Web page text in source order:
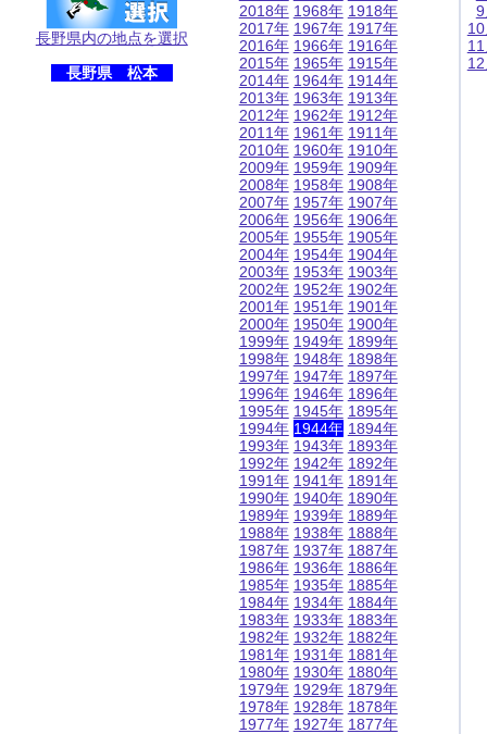
長野県内の地点を選択
長野県 松本
2018年
2017年
2016年
2015年
2014年
2013年
2012年
2011年
2010年
2009年
2008年
2007年
2006年
2005年
2004年
2003年
2002年
2001年
2000年
1999年
1998年
1997年
1996年
1995年
1994年
1993年
1992年
1991年
1990年
1989年
1988年
1987年
1986年
1985年
1984年
1983年
1982年
1981年
1980年
1979年
1978年
1977年
1968年
1967年
1966年
1965年
1964年
1963年
1962年
1961年
1960年
1959年
1958年
1957年
1956年
1955年
1954年
1953年
1952年
1951年
1950年
1949年
1948年
1947年
1946年
1945年
1944年
1943年
1942年
1941年
1940年
1939年
1938年
1937年
1936年
1935年
1934年
1933年
1932年
1931年
1930年
1929年
1928年
1927年
1918年
1917年
1916年
1915年
1914年
1913年
1912年
1911年
1910年
1909年
1908年
1907年
1906年
1905年
1904年
1903年
1902年
1901年
1900年
1899年
1898年
1897年
1896年
1895年
1894年
1893年
1892年
1891年
1890年
1889年
1888年
1887年
1886年
1885年
1884年
1883年
1882年
1881年
1880年
1879年
1878年
1877年